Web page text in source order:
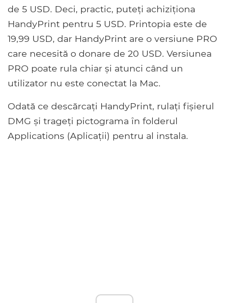
de 5 USD. Deci, practic, puteți achiziționa
HandyPrint pentru 5 USD. Printopia este de
19,99 USD, dar HandyPrint are o versiune PRO
care necesită o donare de 20 USD. Versiunea
PRO poate rula chiar și atunci când un
utilizator nu este conectat la Mac.
Odată ce descărcați HandyPrint, rulați fișierul
DMG și trageți pictograma în folderul
Applications (Aplicații) pentru al instala.